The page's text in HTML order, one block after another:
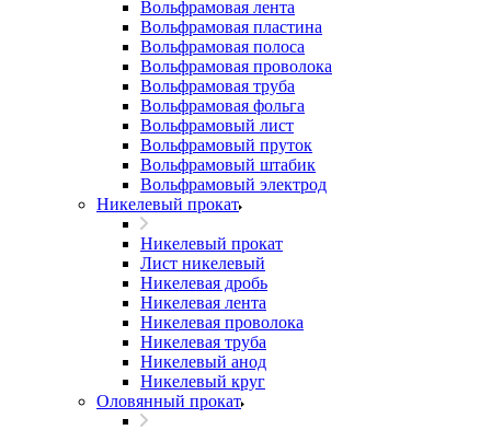
Вольфрамовая лента
Вольфрамовая пластина
Вольфрамовая полоса
Вольфрамовая проволока
Вольфрамовая труба
Вольфрамовая фольга
Вольфрамовый лист
Вольфрамовый пруток
Вольфрамовый штабик
Вольфрамовый электрод
Никелевый прокат
Никелевый прокат
Лист никелевый
Никелевая дробь
Никелевая лента
Никелевая проволока
Никелевая труба
Никелевый анод
Никелевый круг
Оловянный прокат